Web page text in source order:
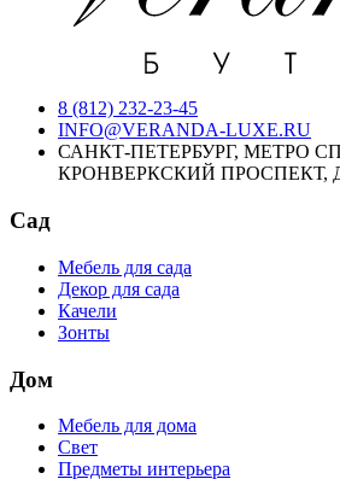
8 (812) 232-23-45
INFO@VERANDA-LUXE.RU
САНКТ-ПЕТЕРБУРГ, МЕТРО
КРОНВЕРКСКИЙ ПРОСПЕКТ,
Сад
Мебель для сада
Декор для сада
Качели
Зонты
Дом
Мебель для дома
Свет
Предметы интерьера